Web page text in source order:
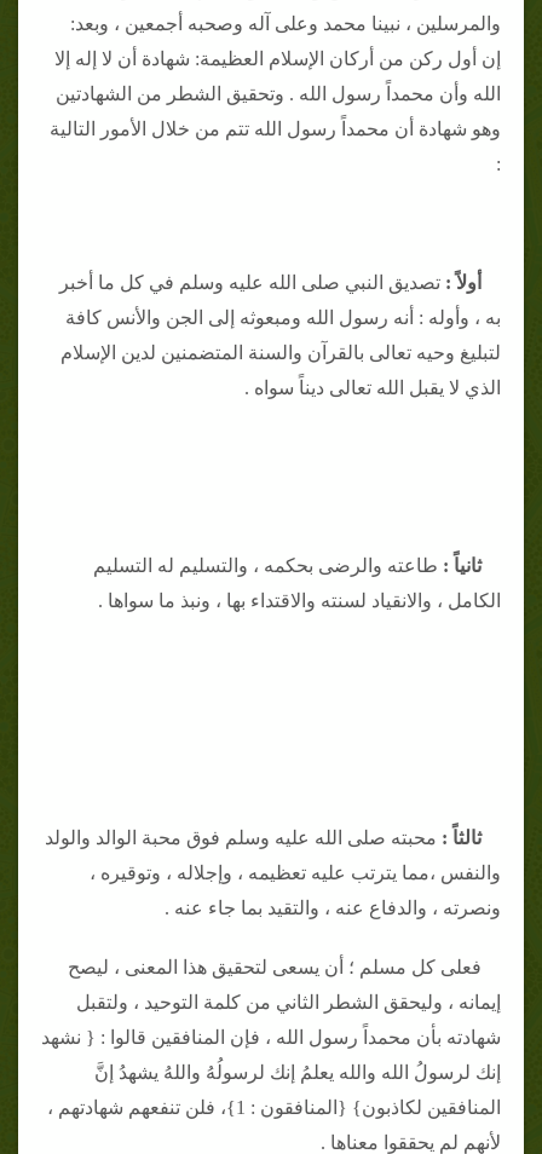
والمرسلين ، نبينا محمد وعلى آله وصحبه أجمعين ، وبعد:
إن أول ركن من أركان الإسلام العظيمة: شهادة أن لا إله إلا
الله وأن محمداً رسول الله . وتحقيق الشطر من الشهادتين
وهو شهادة أن محمداً رسول الله تتم من خلال الأمور التالية
:
أولاً : تصديق النبي صلى الله عليه وسلم في كل ما أخبر
به ، وأوله : أنه رسول الله ومبعوثه إلى الجن والأنس كافة
لتبليغ وحيه تعالى بالقرآن والسنة المتضمنين لدين الإسلام
الذي لا يقبل الله تعالى ديناً سواه .
‌ثانياً : طاعته والرضى بحكمه ، والتسليم له التسليم
الكامل ، والانقياد لسنته والاقتداء بها ، ونبذ ما سواها .
‌ثالثاً : محبته صلى الله عليه وسلم فوق محبة الوالد والولد
والنفس ،مما يترتب عليه تعظيمه ، وإجلاله ، وتوقيره ،
ونصرته ، والدفاع عنه ، والتقيد بما جاء عنه .
فعلى كل مسلم ؛ أن يسعى لتحقيق هذا المعنى ، ليصح
إيمانه ، وليحقق الشطر الثاني من كلمة التوحيد ، ولتقبل
شهادته بأن محمداً رسول الله ، فإن المنافقين قالوا : { نشهد
إنك لرسولُ الله والله يعلمُ إنك لرسولُهُ واللهُ يشهدُ إنَّ
المنافقين لكاذبون} {المنافقون : 1}، فلن تنفعهم شهادتهم ،
لأنهم لم يحققوا معناها .